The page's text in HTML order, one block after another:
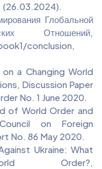
(26.03.2024).
Глобальной
Отношений,
conclusion,
a Changing World
Discussion Paper
No. 1 June 2020.
of World Order and
on Foreign
No. 86 May 2020.
Ukraine: What
Order?,